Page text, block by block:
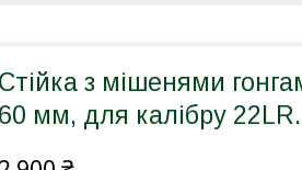
Стійка з мішенями
60 мм, для калібру